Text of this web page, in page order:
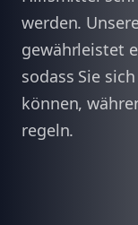
werden.
gewährleistet
sodass Sie
können,
regeln.